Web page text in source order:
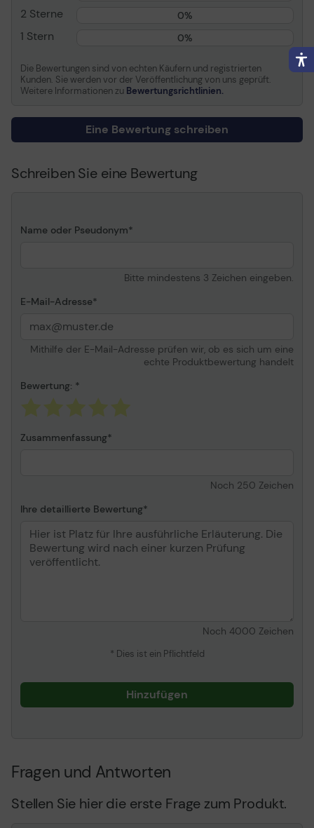
Farbe
Vivid Light Magenta
Kapazität
200 ml
Verschiedenes
Farbkategorie Purpur
Informationen zur Kompatibilität
Spectro, SC-P5000
2 Sterne 0%
1 Stern 0%
Die Bewertungen sind von echten Käufern und registrierten
Kunden. Sie werden vor der Veröffentlichung von uns geprüft.
Weitere Informationen zu Bewertungsrichtlinien.
Eine Bewertung schreiben
Schreiben Sie eine Bewertung
Name oder Pseudonym
Bitte mindestens 3 Zeichen eingeben.
E-Mail-Adresse
Mithilfe der E-Mail-Adresse prüfen wir, ob es sich um eine
echte Produktbewertung handelt
Bewertung:
Zusammenfassung
Noch 250 Zeichen
Ihre detaillierte Bewertung
Noch 4000 Zeichen
* Dies ist ein Pflichtfeld
Hinzufügen
Fragen und Antworten
Stellen Sie hier die erste Frage zum Produkt.